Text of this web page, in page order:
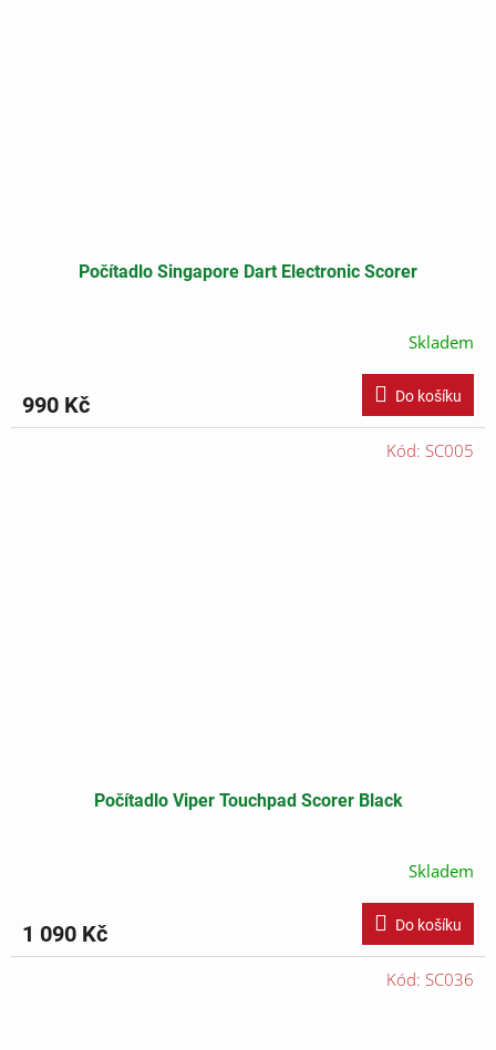
Počítadlo Singapore Dart Electronic Scorer
Skladem
990 Kč Do košíku
Počítadlo Viper Touchpad Scorer Black
Skladem
1 090 Kč Do košíku
Kód: SC005
Kód: SC036